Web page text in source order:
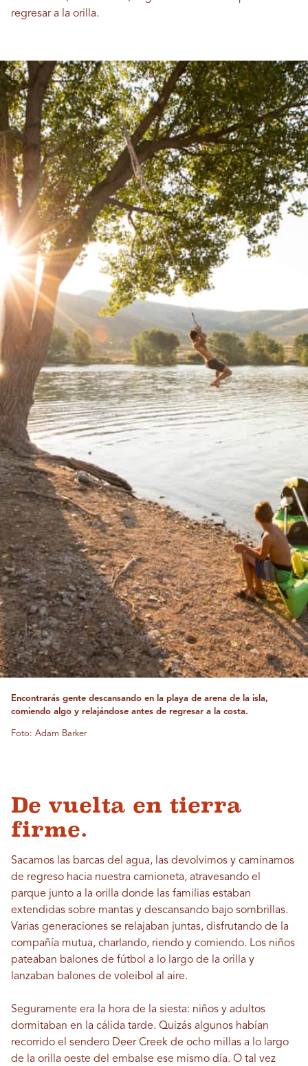
regresar a la orilla.
Encontrarás gente descansando en la playa de arena de la isla,
comiendo algo y relajándose antes de regresar a la costa.
Foto: Adam Barker
De vuelta en tierra
firme.
Sacamos las barcas del agua, las devolvimos y caminamos
de regreso hacia nuestra camioneta, atravesando el
parque junto a la orilla donde las familias estaban
extendidas sobre mantas y descansando bajo sombrillas.
Varias generaciones se relajaban juntas, disfrutando de la
compañía mutua, charlando, riendo y comiendo. Los niños
pateaban balones de fútbol a lo largo de la orilla y
lanzaban balones de voleibol al aire.
Seguramente era la hora de la siesta: niños y adultos
dormitaban en la cálida tarde. Quizás algunos habían
recorrido el sendero Deer Creek de ocho millas a lo largo
de la orilla oeste del embalse ese mismo día. O tal vez